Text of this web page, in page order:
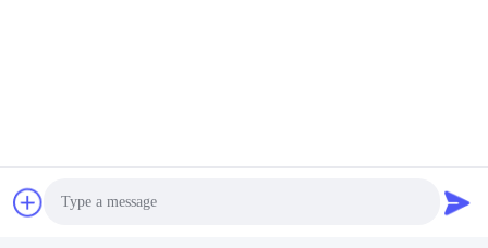
Équipement D'essai De Poussettes